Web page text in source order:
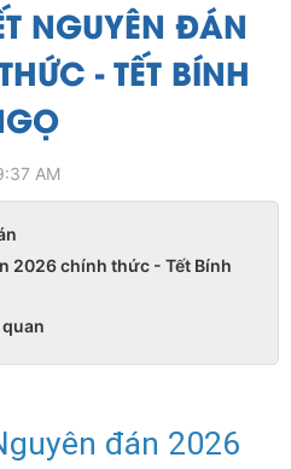
NGUYÊN ĐÁN
- TẾT BÍNH
AM
2026 chính thức - Tết Bính
đán 2026